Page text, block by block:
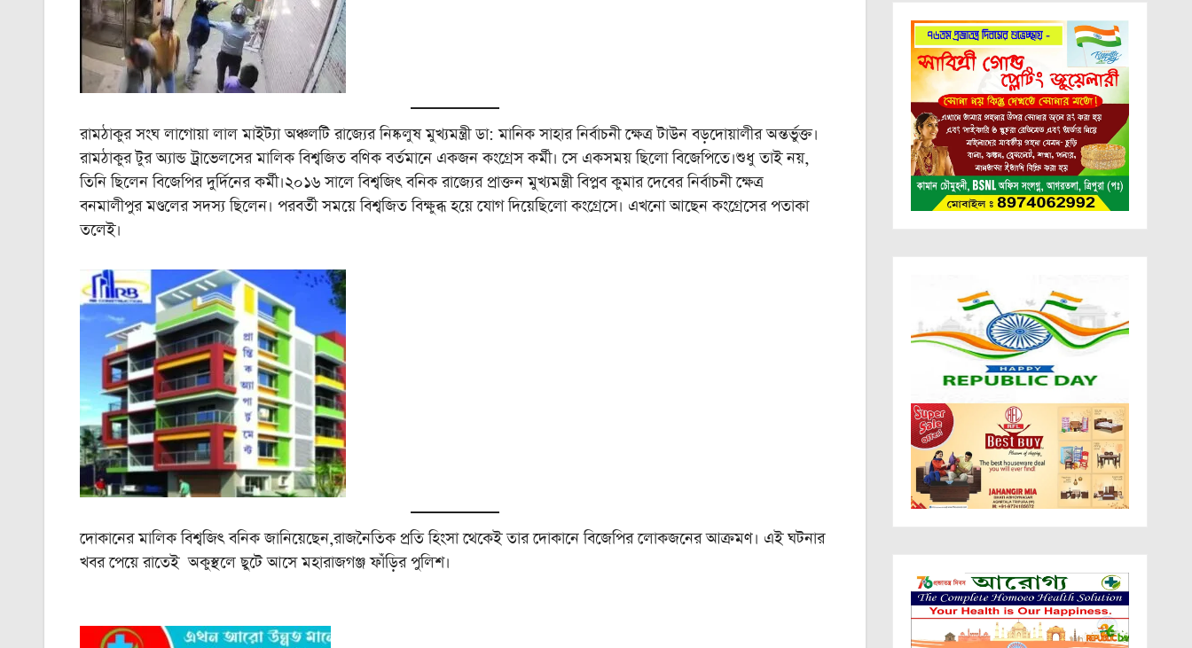
রামঠাকুর সংঘ লাগোয়া লাল মাইট্যা অঞ্চলটি রাজ্যের নিষ্কলুষ মুখ্যমন্ত্রী ডা: মানিক সাহার নির্বাচনী ক্ষেত্র টাউন বড়দোয়ালীর অন্তর্ভুক্ত।
রামঠাকুর টুর অ্যান্ড ট্রাভেলসের মালিক বিশ্বজিত বণিক বর্তমানে একজন কংগ্রেস কর্মী। সে একসময় ছিলো বিজেপিতে।শুধু তাই নয়,
তিনি ছিলেন বিজেপির দুর্দিনের কর্মী।২০১৬ সালে বিশ্বজিৎ বনিক রাজ্যের প্রাক্তন মুখ্যমন্ত্রী বিপ্লব কুমার দেবের নির্বাচনী ক্ষেত্র
বনমালীপুর মণ্ডলের সদস্য ছিলেন। পরবর্তী সময়ে বিশ্বজিত বিক্ষুব্ধ হয়ে যোগ দিয়েছিলো কংগ্রেসে। এখনো আছেন কংগ্রেসের পতাকা
তলেই।
দোকানের মালিক বিশ্বজিৎ বনিক জানিয়েছেন,রাজনৈতিক প্রতি হিংসা থেকেই তার দোকানে বিজেপির লোকজনের আক্রমণ। এই ঘটনার
খবর পেয়ে রাতেই অকুস্থলে ছুটে আসে মহারাজগঞ্জ ফাঁড়ির পুলিশ।